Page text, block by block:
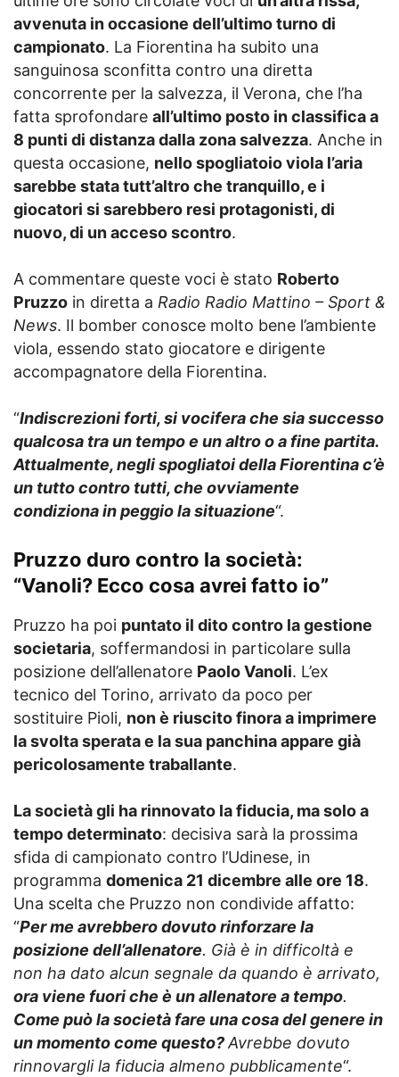
avvenuta in occasione dell’ultimo turno di
campionato. La Fiorentina ha subito una
sanguinosa sconfitta contro una diretta
concorrente per la salvezza, il Verona, che l’ha
fatta sprofondare all’ultimo posto in classifica a
8 punti di distanza dalla zona salvezza. Anche in
questa occasione, nello spogliatoio viola l’aria
sarebbe stata tutt’altro che tranquillo, e i
giocatori si sarebbero resi protagonisti, di
nuovo, di un acceso scontro.
A commentare queste voci è stato Roberto
Pruzzo in diretta a Radio Radio Mattino – Sport &
News. Il bomber conosce molto bene l’ambiente
viola, essendo stato giocatore e dirigente
accompagnatore della Fiorentina.
“Indiscrezioni forti, si vocifera che sia successo
qualcosa tra un tempo e un altro o a fine partita.
Attualmente, negli spogliatoi della Fiorentina c’è
un tutto contro tutti, che ovviamente
condiziona in peggio la situazione“.
Pruzzo duro contro la società:
“Vanoli? Ecco cosa avrei fatto io”
Pruzzo ha poi puntato il dito contro la gestione
societaria, soffermandosi in particolare sulla
posizione dell’allenatore Paolo Vanoli. L’ex
tecnico del Torino, arrivato da poco per
sostituire Pioli, non è riuscito finora a imprimere
la svolta sperata e la sua panchina appare già
pericolosamente traballante.
La società gli ha rinnovato la fiducia, ma solo a
tempo determinato: decisiva sarà la prossima
sfida di campionato contro l’Udinese, in
programma domenica 21 dicembre alle ore 18.
Una scelta che Pruzzo non condivide affatto:
“Per me avrebbero dovuto rinforzare la
posizione dell’allenatore. Già è in difficoltà e
non ha dato alcun segnale da quando è arrivato,
ora viene fuori che è un allenatore a tempo.
Come può la società fare una cosa del genere in
un momento come questo?Avrebbe dovuto
rinnovargli la fiducia almeno pubblicamente“.